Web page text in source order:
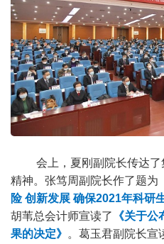
会上，夏刚副院长传达
精神。张笃周副院长作了题为
险 创新发展 确保2021年科研
胡苇总会计师宣读了
《关于
果的决定》 。葛玉君副院长宣